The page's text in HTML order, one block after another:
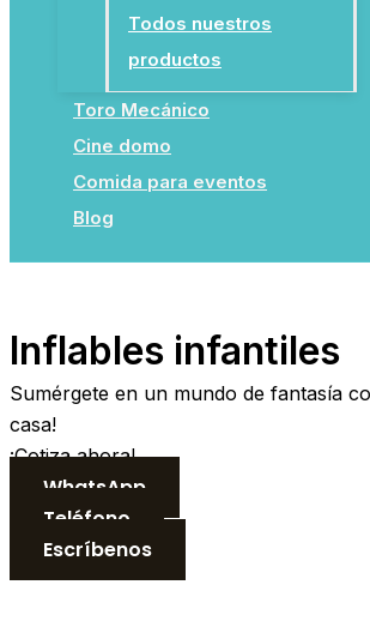
Todos nuestros
productos
Toro Mecánico
Cine domo
Comida para eventos
Blog
Inflables infantiles
Sumérgete en un mundo de fantasía
casa!
¡Cotiza ahora!
WhatsApp
Teléfono
Escríbenos